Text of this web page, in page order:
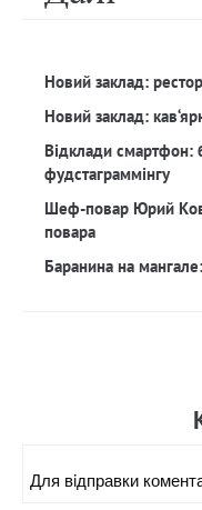
Новий заклад:
Новий заклад:
Відклади смартфон:
фудстаграммінгу
Шеф-повар Юрий
повара
Баранина на
Для вiдправки